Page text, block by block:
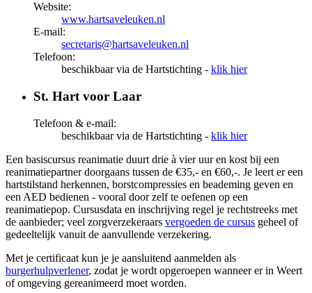
Website:
www.hartsaveleuken.nl
E-mail:
secretaris@hartsaveleuken.nl
Telefoon:
beschikbaar via de Hartstichting - klik hier
St. Hart voor Laar
Telefoon & e-mail:
beschikbaar via de Hartstichting - klik hier
Een basiscursus reanimatie duurt drie à vier uur en kost bij een
reanimatiepartner doorgaans tussen de €35,- en €60,-. Je leert er een
hartstilstand herkennen, borstcompressies en beademing geven en
een AED bedienen - vooral door zelf te oefenen op een
reanimatiepop. Cursusdata en inschrijving regel je rechtstreeks met
de aanbieder; veel zorgverzekeraars vergoeden de cursus geheel of
gedeeltelijk vanuit de aanvullende verzekering.
Met je certificaat kun je je aansluitend aanmelden als
burgerhulpverlener, zodat je wordt opgeroepen wanneer er in Weert
of omgeving gereanimeerd moet worden.